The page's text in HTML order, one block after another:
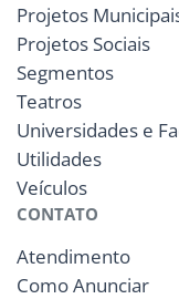
Projetos
Projetos Sociais
Segmentos
Teatros
Universidades e
Utilidades
Veículos
CONTATO
Atendimento
Como Anunciar